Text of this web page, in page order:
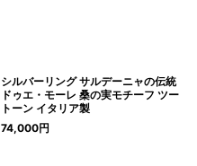
シルバーリング サルデーニャの伝統
ドゥエ・モーレ 桑の実モチーフ ツー
トーン イタリア製
74,000円